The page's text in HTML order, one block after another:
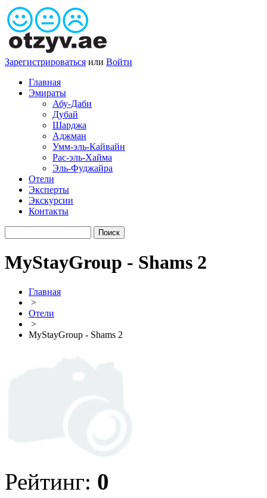
Зарегистрироваться или Войти
Главная
Эмираты
Абу-Даби
Дубай
Шарджа
Аджман
Умм-эль-Кайвайн
Рас-эль-Хайма
Эль-Фуджайра
Отели
Эксперты
Экскурсии
Контакты
MyStayGroup - Shams 2
Главная
>
Отели
>
MyStayGroup - Shams 2
Рейтинг: 0